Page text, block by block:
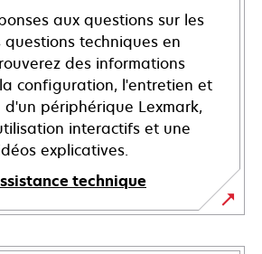
aux questions sur les
techniques en
des informations
configuration, l'entretien et
périphérique Lexmark,
interactifs et une
explicatives.
technique